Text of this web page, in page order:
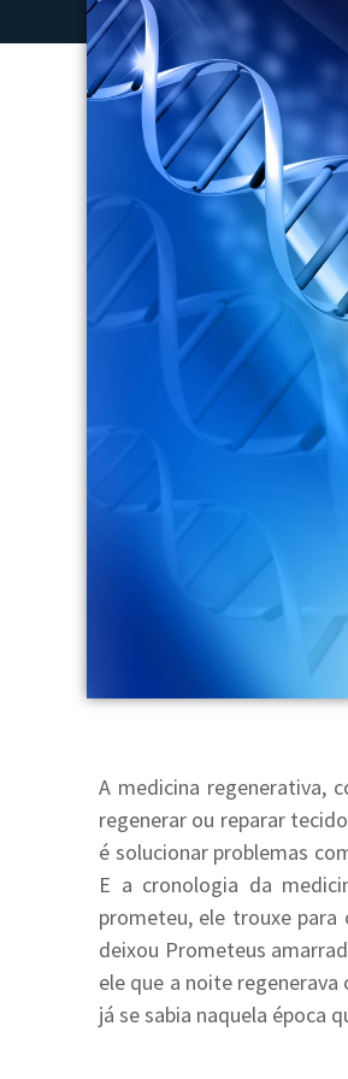
A medicina regenerativa,
regenerar ou reparar
é solucionar problemas
E a cronologia da
prometeu, ele trouxe
deixou Prometeus
ele que a noite
já se sabia naquela época